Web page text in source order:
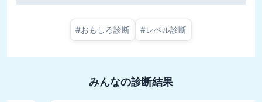
#おもしろ診断 #レベル診断
みんなの診断結果